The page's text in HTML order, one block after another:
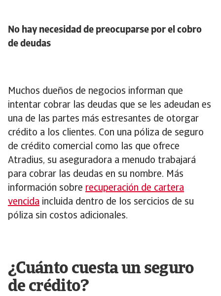
No hay necesidad de preocuparse por el cobro
de deudas
Muchos dueños de negocios informan que
intentar cobrar las deudas que se les adeudan es
una de las partes más estresantes de otorgar
crédito a los clientes. Con una póliza de seguro
de crédito comercial como las que ofrece
Atradius, su aseguradora a menudo trabajará
para cobrar las deudas en su nombre. Más
información sobre recuperación de cartera
vencida incluida dentro de los sercicios de su
póliza sin costos adicionales.
¿Cuánto cuesta un seguro
de crédito?